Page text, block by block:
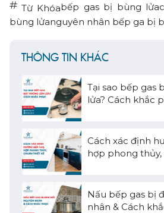
Từ Khóabếp gas bị bùng lửa
bùng lửanguyên nhân bếp ga bị
THÔNG TIN KHÁC
Tại sao bếp gas
lửa? Cách khắc
Cách xác định
hợp phong
Nấu bếp gas bị
nhân & Cách